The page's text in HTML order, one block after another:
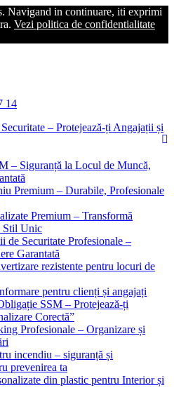
Navigand in continuare, iti exprimi
Vezi politica de confidentialitate
14
– Protejează-ți Angajații și
– Siguranță la Locul de Muncă,
Premium – Durabile, Profesionale
Premium – Transformă
Stil Unic
de Securitate Profesionale –
Garantată
rezistente pentru locuri de
pentru clienți și angajați
SSM – Protejează-ți
Corectă”
Profesionale – Organizare și
incendiu – siguranță și
prevenirea ta
din plastic pentru Interior și